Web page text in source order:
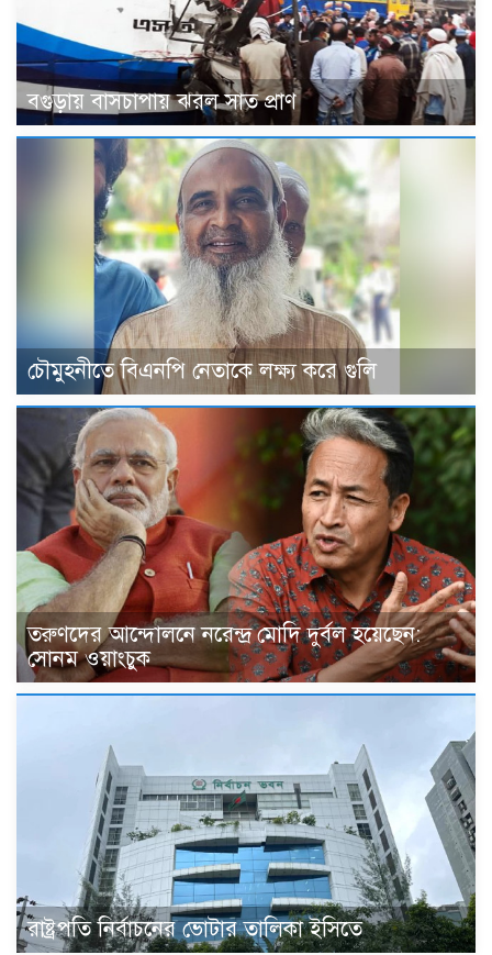
বগুড়ায় বাসচাপায় ঝরল সাত প্রাণ
চৌমুহনীতে বিএনপি নেতাকে লক্ষ্য করে গুলি
তরুণদের আন্দোলনে নরেন্দ্র মোদি দুর্বল হয়েছেন:
সোনম ওয়াংচুক
রাষ্ট্রপতি নির্বাচনের ভোটার তালিকা ইসিতে